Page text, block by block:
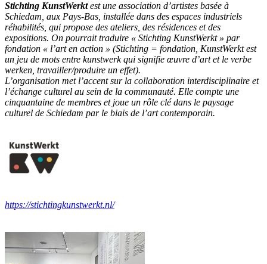
Stichting KunstWerktest une association d’artistes basée à
Schiedam, aux Pays-Bas, installée dans des espaces industriels
réhabilités, qui propose des ateliers, des résidences et des
expositions. On pourrait traduire « Stichting KunstWerkt » par
fondation « l’art en action » (Stichting = fondation, KunstWerkt est
un jeu de mots entre kunstwerk qui signifie œuvre d’art et le verbe
werken, travailler/produire un effet).
L’organisation met l’accent sur la collaboration interdisciplinaire et
l’échange culturel au sein de la communauté. Elle compte une
cinquantaine de membres et joue un rôle clé dans le paysage
culturel de Schiedam par le biais de l’art contemporain.
https://stichtingkunstwerkt.nl/